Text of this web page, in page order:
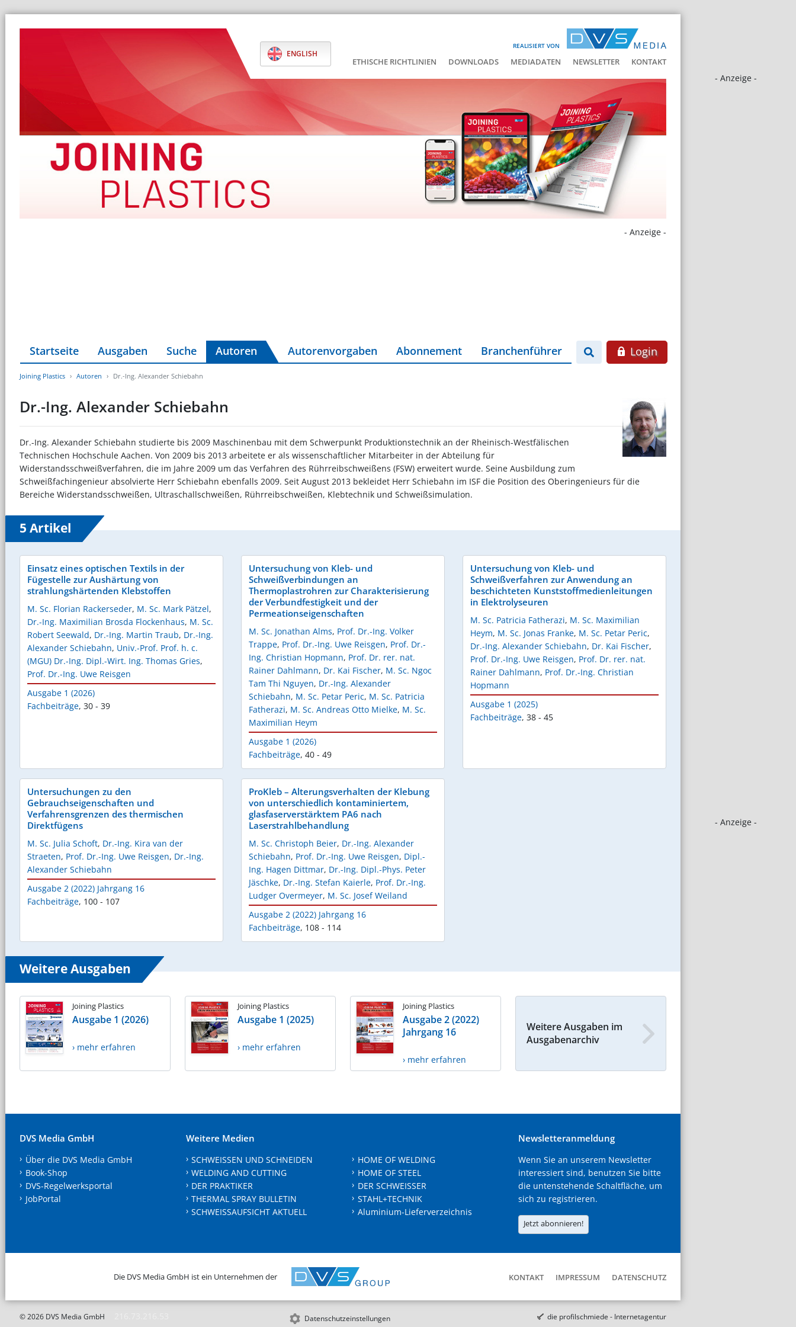
REALISIERT VON
ENGLISH
ETHISCHE RICHTLINIEN DOWNLOADS MEDIADATEN NEWSLETTER KONTAKT
- Anzeige -
- Anzeige -
- Anzeige -
Startseite Ausgaben Suche Autoren Autorenvorgaben Abonnement Branchenführer Login
Joining Plastics Autoren Dr.-Ing. Alexander Schiebahn
Dr.-Ing. Alexander Schiebahn
Dr.-Ing. Alexander Schiebahn studierte bis 2009 Maschinenbau mit dem Schwerpunkt Produktionstechnik an der Rheinisch-Westfälischen
Technischen Hochschule Aachen. Von 2009 bis 2013 arbeitete er als wissenschaftlicher Mitarbeiter in der Abteilung für
Widerstandsschweißverfahren, die im Jahre 2009 um das Verfahren des Rührreibschweißens (FSW) erweitert wurde. Seine Ausbildung zum
Schweißfachingenieur absolvierte Herr Schiebahn ebenfalls 2009. Seit August 2013 bekleidet Herr Schiebahn im ISF die Position des Oberingenieurs für die
Bereiche Widerstandsschweißen, Ultraschallschweißen, Rührreibschweißen, Klebtechnik und Schweißsimulation.
5 Artikel
Einsatz eines optischen Textils in der
Fügestelle zur Aushärtung von
strahlungshärtenden Klebstoffen
M. Sc. Florian Rackerseder, M. Sc. Mark Pätzel,
Dr.-Ing. Maximilian Brosda Flockenhaus, M. Sc.
Robert Seewald, Dr.-Ing. Martin Traub, Dr.-Ing.
Alexander Schiebahn, Univ.-Prof. Prof. h. c.
(MGU) Dr.-Ing. Dipl.-Wirt. Ing. Thomas Gries,
Prof. Dr.-Ing. Uwe Reisgen
Ausgabe 1 (2026)
Fachbeiträge, 30 - 39
Untersuchung von Kleb- und
Schweißverbindungen an
Thermoplastrohren zur Charakterisierung
der Verbundfestigkeit und der
Permeationseigenschaften
M. Sc. Jonathan Alms, Prof. Dr.-Ing. Volker
Trappe, Prof. Dr.-Ing. Uwe Reisgen, Prof. Dr.-
Ing. Christian Hopmann, Prof. Dr. rer. nat.
Rainer Dahlmann, Dr. Kai Fischer, M. Sc. Ngoc
Tam Thi Nguyen, Dr.-Ing. Alexander
Schiebahn, M. Sc. Petar Peric, M. Sc. Patricia
Fatherazi, M. Sc. Andreas Otto Mielke, M. Sc.
Maximilian Heym
Ausgabe 1 (2026)
Fachbeiträge, 40 - 49
Untersuchung von Kleb- und
Schweißverfahren zur Anwendung an
beschichteten Kunststoffmedienleitungen
in Elektrolyseuren
M. Sc. Patricia Fatherazi, M. Sc. Maximilian
Heym, M. Sc. Jonas Franke, M. Sc. Petar Peric,
Dr.-Ing. Alexander Schiebahn, Dr. Kai Fischer,
Prof. Dr.-Ing. Uwe Reisgen, Prof. Dr. rer. nat.
Rainer Dahlmann, Prof. Dr.-Ing. Christian
Hopmann
Ausgabe 1 (2025)
Fachbeiträge, 38 - 45
Untersuchungen zu den
Gebrauchseigenschaften und
Verfahrensgrenzen des thermischen
Direktfügens
M. Sc. Julia Schoft, Dr.-Ing. Kira van der
Straeten, Prof. Dr.-Ing. Uwe Reisgen, Dr.-Ing.
Alexander Schiebahn
Ausgabe 2 (2022) Jahrgang 16
Fachbeiträge, 100 - 107
ProKleb – Alterungsverhalten der Klebung
von unterschiedlich kontaminiertem,
glasfaserverstärktem PA6 nach
Laserstrahlbehandlung
M. Sc. Christoph Beier, Dr.-Ing. Alexander
Schiebahn, Prof. Dr.-Ing. Uwe Reisgen, Dipl.-
Ing. Hagen Dittmar, Dr.-Ing. Dipl.-Phys. Peter
Jäschke, Dr.-Ing. Stefan Kaierle, Prof. Dr.-Ing.
Ludger Overmeyer, M. Sc. Josef Weiland
Ausgabe 2 (2022) Jahrgang 16
Fachbeiträge, 108 - 114
Weitere Ausgaben
Joining Plastics
Ausgabe 1 (2026)
› mehr erfahren
Joining Plastics
Ausgabe 1 (2025)
› mehr erfahren
Joining Plastics
Ausgabe 2 (2022)
Jahrgang 16
› mehr erfahren
Weitere Ausgaben im
Ausgabenarchiv
DVS Media GmbH
Über die DVS Media GmbH
Book-Shop
DVS-Regelwerksportal
JobPortal
Weitere Medien
SCHWEISSEN UND SCHNEIDEN
WELDING AND CUTTING
DER PRAKTIKER
THERMAL SPRAY BULLETIN
SCHWEISSAUFSICHT AKTUELL
HOME OF WELDING
HOME OF STEEL
DER SCHWEISSER
STAHL+TECHNIK
Aluminium-Lieferverzeichnis
Newsletteranmeldung
Wenn Sie an unserem Newsletter
interessiert sind, benutzen Sie bitte
die untenstehende Schaltfläche, um
sich zu registrieren.
Jetzt abonnieren!
Die DVS Media GmbH ist ein Unternehmen der KONTAKT IMPRESSUM DATENSCHUTZ
© 2026 DVS Media GmbH Datenschutzeinstellungen die profilschmiede - Internetagentur